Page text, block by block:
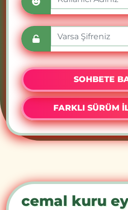
SOHBETE
FARKLI SÜRÜM
cemal kuru